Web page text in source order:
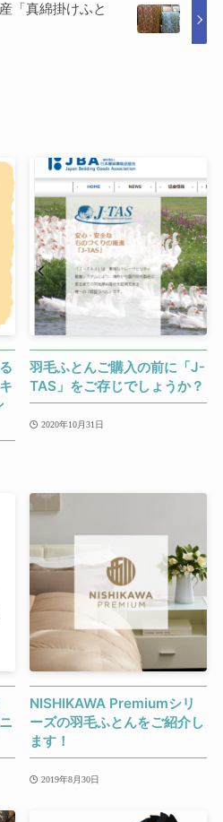
「真綿掛けふと
羽毛ふとんご購入の前に「J-
TAS」をご存じでしょうか？
2020年10月31日
NISHIKAWA Premiumシリ
ーズの羽毛ふとんをご紹介し
ます！
2019年8月30日